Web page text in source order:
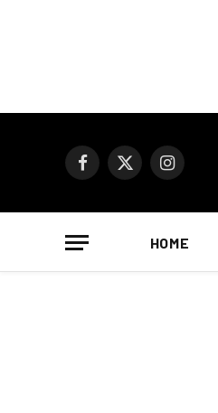
Facebook
X
Instagram
HOME